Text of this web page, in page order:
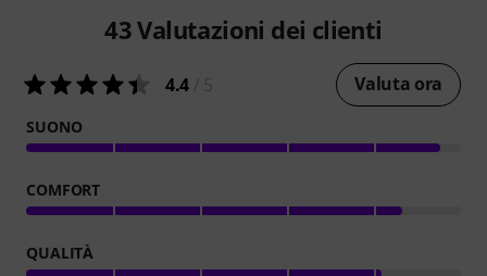
43Valutazioni dei clienti
4.4 Valuta ora
SUONO
COMFORT
QUALITÀ